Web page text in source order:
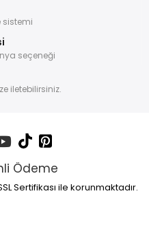
sistemi
seçeneği
iletebilirsiniz.
Ödeme
Sertifikası ile korunmaktadır.